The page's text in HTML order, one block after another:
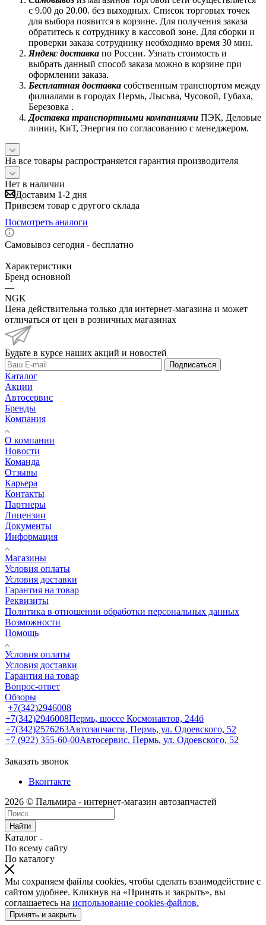
с 9.00 до 20.00. без выходных. Список торговых точек
для выбора появится в корзине. Для получения заказа
обратитесь к сотруднику в кассовой зоне. Для сборки и
проверки заказа сотруднику необходимо время 30 мин.
Яндекс доставка по России. Узнать стоимость и
выбрать данный способ заказа можно в корзине при
оформлении заказа.
Бесплатная доставка собственным транспортом между
филиалами в городах Пермь, Лысьва, Чусовой, Губаха,
Березовка .
Доставка транспортными компаниями ПЭК, Деловые
линии, КиТ, Энергия по согласованию с менеджером.
На все товары распространяется гарантия производителя
Нет в наличии
Доставим 1-2 дня
Привезем товар с другого склада
Посмотреть аналоги
Самовывоз сегодня - бесплатно
Характеристики
Бренд основной
—
NGK
Цена действительна только для интернет-магазина и может
отличаться от цен в розничных магазинах
Будьте в курсе наших акций и новостей
Подписаться
Каталог
Акции
Автосервис
Бренды
Компания
О компании
Новости
Команда
Отзывы
Карьера
Контакты
Партнеры
Лицензии
Документы
Информация
Магазины
Условия оплаты
Условия доставки
Гарантия на товар
Реквизиты
Политика в отношении обработки персональных данных
Возможности
Помощь
Условия оплаты
Условия доставки
Гарантия на товар
Вопрос-ответ
Обзоры
+7(342)2946008
+7(342)2946008Пермь, шоссе Космонавтов, 244б
+7(342)2576263Автозапчасти, Пермь, ул. Одоевского, 52
+7 (922) 355-60-00Автосервис, Пермь, ул. Одоевского, 52
Заказать звонок
Вконтакте
2026 © Пальмира - интернет-магазин автозапчастей
Найти
Каталог
По всему сайту
По каталогу
Мы сохраняем файлы cookies, чтобы сделать взаимодействие с
сайтом удобнее. Кликнув на «Принять и закрыть», вы
соглашаетесь на использование cookies-файлов.
Принять и закрыть